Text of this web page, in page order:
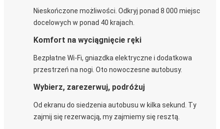
Nieskończone możliwości. Odkryj ponad 8 000 miejsc
docelowych w ponad 40 krajach.
Komfort na wyciągnięcie ręki
Bezpłatne Wi-Fi, gniazdka elektryczne i dodatkowa
przestrzeń na nogi. Oto nowoczesne autobusy.
Wybierz, zarezerwuj, podróżuj
Od ekranu do siedzenia autobusu w kilka sekund. Ty
zajmij się rezerwacją, my zajmiemy się resztą.